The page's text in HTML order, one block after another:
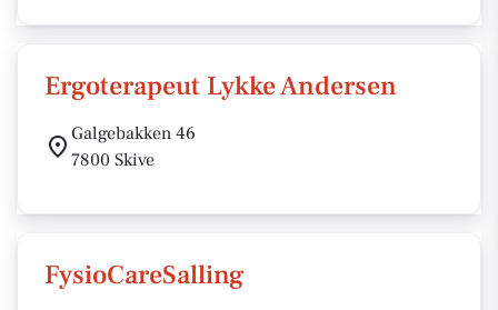
Ergoterapeut Lykke Andersen
Galgebakken 46
7800 Skive
FysioCareSalling